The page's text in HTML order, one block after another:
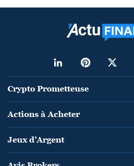
Crypto Prometteuse
Actions à Acheter
Jeux d’Argent